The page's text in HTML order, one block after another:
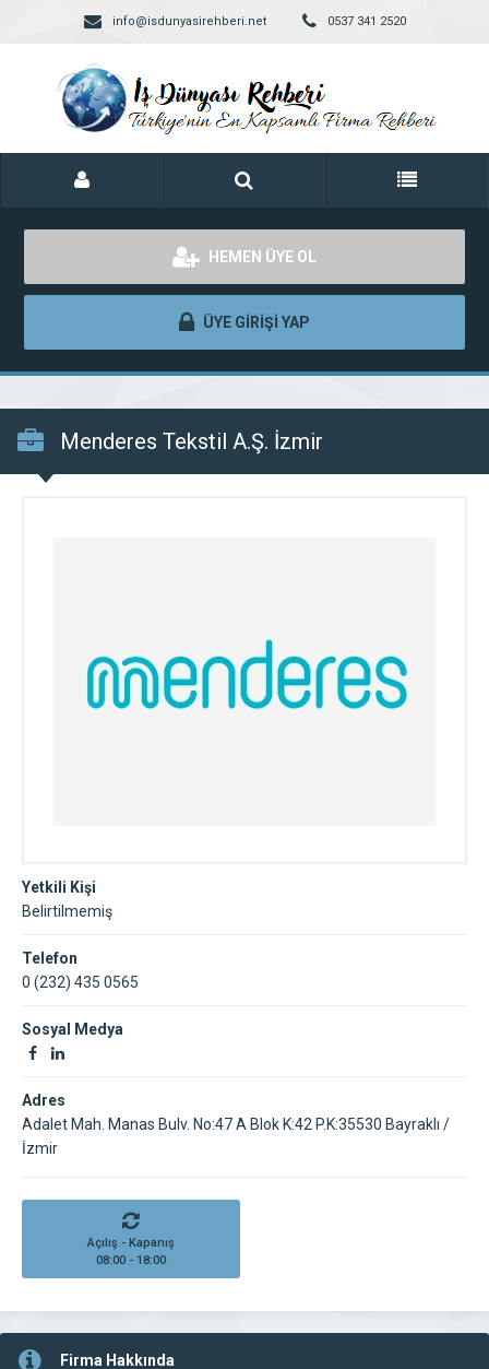
info@isdunyasirehberi.net 0537 341 2520
HEMEN ÜYE OL
ÜYE GİRİŞİ YAP
Menderes Tekstil A.Ş. İzmir
Yetkili Kişi
Belirtilmemiş
Telefon
0 (232) 435 0565
Sosyal Medya
Adres
Adalet Mah. Manas Bulv. No:47 A Blok K:42 P.K:35530 Bayraklı /
İzmir
Açılış - Kapanış
08:00 - 18:00
Firma Hakkında